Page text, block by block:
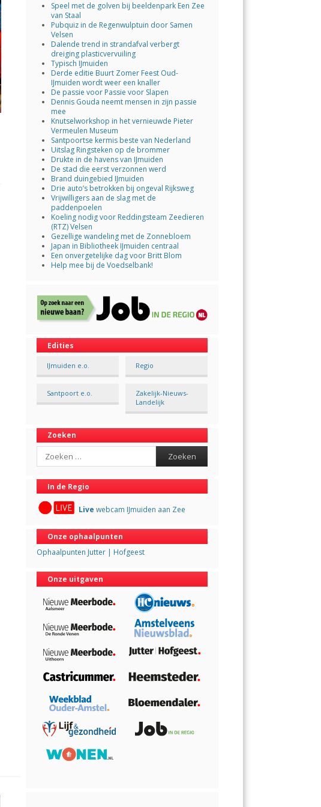
Speel met de golven bij beeldenpark Een Zee
van Staal
Pubquiz in de Regenwulptuin door Samen
Velsen
Dalende trend in strandafval verbergt
dreiging plasticvervuiling
Typisch IJmuiden
Derde editie Buurt Zomer Feest Oud-
IJmuiden wordt weer een knaller
De passie voor Passie voor Slapen
Dennis Gouda neemt mensen in zijn passie
mee
Knutselworkshop in het vernieuwde Pieter
Vermeulen Museum
Santpoortse kermis beste van Nederland
Uitslag Ringsteken op de brommer
Drukte in de havens van IJmuiden
De stad die eerst verzonnen werd
Brand duingebied IJmuiden
Drie auto’s betrokken bij ongeval Rijksweg
Vrijwilligers aan de slag met de
paddenpoelen
Koeling nodig voor Reddingsteam Zeedieren
(RTZ) Velsen
Gezellige wandeling met de Zonnebloem
Japan in Bibliotheek IJmuiden centraal
Een onvergetelijke dag voor Britt Blom
Help mee bij de Voedselbank!
Edities
IJmuiden e.o. Regio
Santpoort e.o.
Zakelijk-Nieuws-
Landelijk
Zoeken
Search
In de Regio
Live webcam IJmuiden aan Zee
Onze ophaalpunten
Ophaalpunten Jutter | Hofgeest
Onze uitgaven